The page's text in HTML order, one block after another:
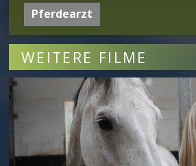
Pferdearzt
WEITERE FILME